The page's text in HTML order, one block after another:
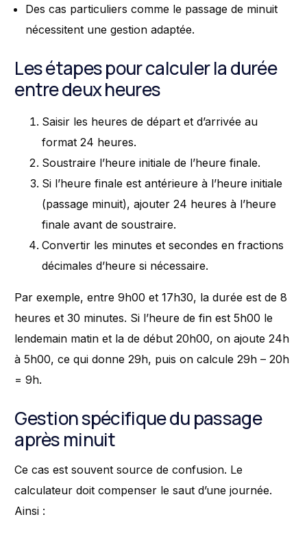
Des cas particuliers comme le passage de minuit
nécessitent une gestion adaptée.
Les étapes pour calculer la durée
entre deux heures
Saisir les heures de départ et d’arrivée au
format 24 heures.
Soustraire l’heure initiale de l’heure finale.
Si l’heure finale est antérieure à l’heure initiale
(passage minuit), ajouter 24 heures à l’heure
finale avant de soustraire.
Convertir les minutes et secondes en fractions
décimales d’heure si nécessaire.
Par exemple, entre 9h00 et 17h30, la durée est de 8
heures et 30 minutes. Si l’heure de fin est 5h00 le
lendemain matin et la de début 20h00, on ajoute 24h
à 5h00, ce qui donne 29h, puis on calcule 29h – 20h
= 9h.
Gestion spécifique du passage
après minuit
Ce cas est souvent source de confusion. Le
calculateur doit compenser le saut d’une journée.
Ainsi :